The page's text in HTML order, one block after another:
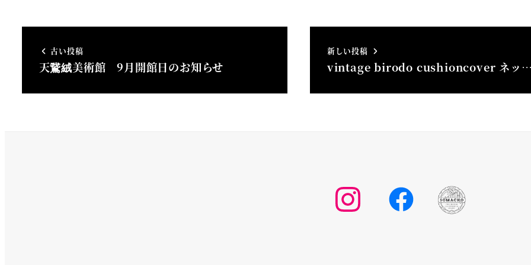
古い投稿
天鵞絨美術館 9月開館日のお知らせ
新しい投稿
vintage birodo cushioncover ネッ